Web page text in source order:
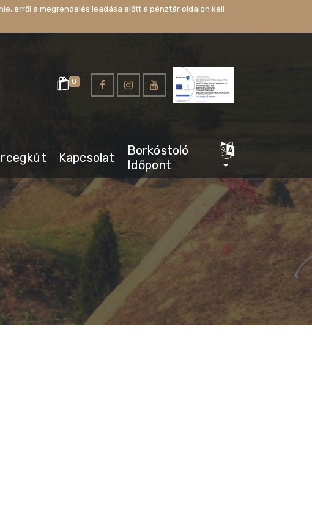
erről a megrendelés leadása előtt a pénztár oldalon kell
0
Kapcsolat
Borkóstoló
Időpont